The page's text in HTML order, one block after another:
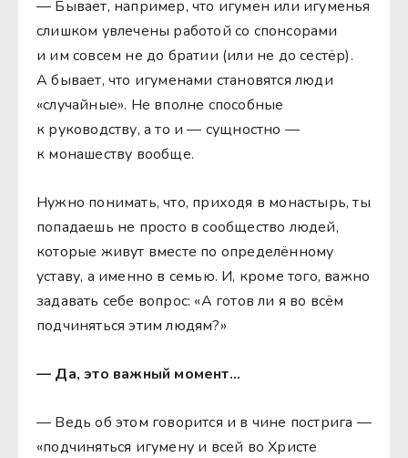
— Бывает, например, что игумен или игуменья
слишком увлечены работой со спонсорами
и им совсем не до братии (или не до сестёр).
А бывает, что игуменами становятся люди
«случайные». Не вполне способные
к руководству, а то и — сущностно —
к монашеству вообще.
Нужно понимать, что, приходя в монастырь, ты
попадаешь не просто в сообщество людей,
которые живут вместе по определённому
уставу, а именно в семью. И, кроме того, важно
задавать себе вопрос: «А готов ли я во всём
подчиняться этим людям?»
— Да, это важный момент…
— Ведь об этом говорится и в чине пострига —
«подчиняться игумену и всей во Христе